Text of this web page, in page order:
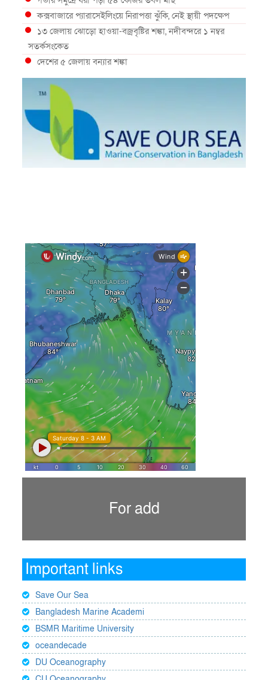
কক্সবাজারে প্যারাসেইলিংয়ে নিরাপত্তা ঝুঁকি, নেই স্থায়ী পদক্ষেপ
১৩ জেলায় ঝোড়ো হাওয়া-বজ্রবৃষ্টির শঙ্কা, নদীবন্দরে ১ নম্বর
সতর্কসংকেত
দেশের ৫ জেলায় বন্যার শঙ্কা
দেশের বিভিন্ন অঞ্চলে বজ্রবৃষ্টির আভাস, ঢাকার আকাশও মেঘলা
আগস্টে টানা বৃষ্টি ও বন্যার আভাস, সাগরে একাধিক লঘুচাপের
শঙ্কা
স্বস্তি ও শঙ্কার পূর্বাভাস দিল আবহাওয়া
For add
Important links
Save Our Sea
Bangladesh Marine Academi
BSMR Maritime University
oceandecade
DU Oceanography